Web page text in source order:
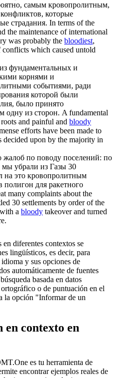
самым кровопролитным,
которые
страдания. In terms of the
the maintenance of international
was probably the bloodiest,
which caused untold
фундаментальных и
корнями и
событиями, ради
которой были
было принято
одну из сторон. A fundamental
and painful and bloody
efforts have been made to
decided upon by the majority in
по поводу поселений: по
мы убрали из Газы 30
на это кровопролитным
полигон для ракетного
many complaints about the
30 settlements by order of the
a bloody takeover and turned
diferentes contextos se
lingüísticos, es decir, para
y sus opciones de
automáticamente de fuentes
basada en datos
o de puntuación en el
la opción "Informar de un
en contexto en
es tu herramienta de
encontrar ejemplos reales de